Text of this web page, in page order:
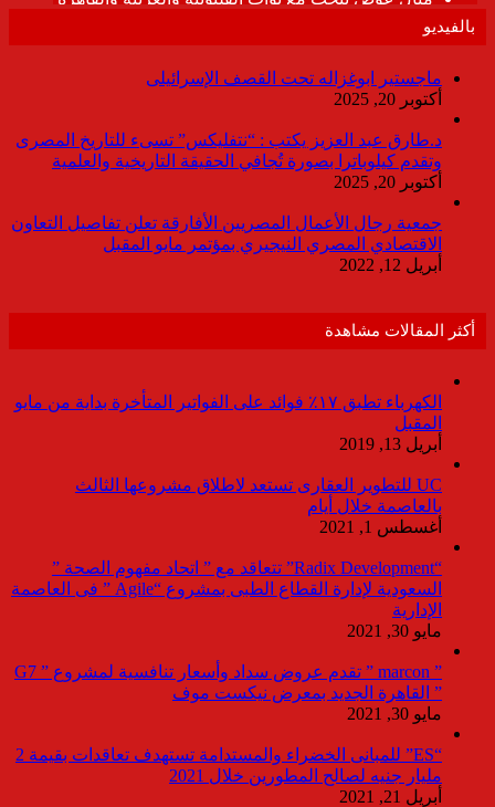
بالفيديو
ماجستير ابوغزاله تحت القصف الإسرائيلى
أكتوبر 20, 2025
د.طارق عبد العزيز يكتب : “نتفليكس” تسىء للتاريخ المصرى
وتقدم كيلوباترا بصورة تُجافي الحقيقة التاريخية والعلمية
أكتوبر 20, 2025
جمعية رجال الأعمال المصريين الأفارقة تعلن تفاصيل التعاون
الاقتصادي المصري النيجيري بمؤتمر مايو المقبل
أبريل 12, 2022
أكثر المقالات مشاهدة
الكهرباء تطبق ١٧٪ فوائد على الفواتير المتأخرة بداية من مايو
المقبل
أبريل 13, 2019
UC للتطوير العقارى تستعد لاطلاق مشروعها الثالث
بالعاصمة خلال أيام
أغسطس 1, 2021
“Radix Development” تتعاقد مع ” اتحاد مفهوم الصحة ”
السعودية لإدارة القطاع الطبى بمشروع “Agile ” فى العاصمة
الإدارية
مايو 30, 2021
” marcon ” تقدم عروض سداد وأسعار تنافسية لمشروع ” G7
” القاهرة الجديد بمعرض نيكست موف
مايو 30, 2021
“ES” للمبانى الخضراء والمستدامة تستهدف تعاقدات بقيمة 2
مليار جنيه لصالح المطورين خلال 2021
أبريل 21, 2021